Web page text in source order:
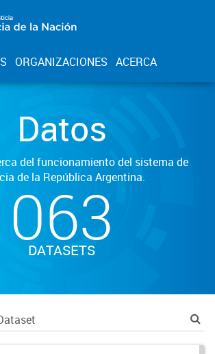
ORGANIZACIONES ACERCA
Datos
del funcionamiento del sistema de
de la República Argentina.
063
DATASETS